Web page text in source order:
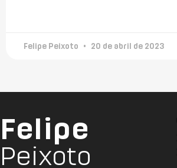
Felipe Peixoto 20 de abril de 2023
Felipe
Peixoto